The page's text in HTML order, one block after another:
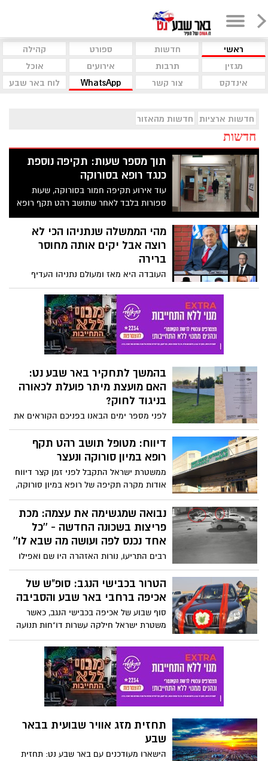
ראשי חדשות ספורט
קהילה
מגזין
תרבות אירועים
אוכל
אינדקס
צור קשר WhatsApp לוח באר שבע
חדשות ארציות חדשות מהאזור
חדשות
תוך מספר שעות: תקיפה נוספת
כנגד רופא בסורוקה
עוד אירוע תקיפה חמור בסורוקה, שעות
ספורות בלבד לאחר שתושב רהט תקף רופא
בחדר המיון. כל הפרטים בפנים
מהי הממשלה שנתניהו הכי לא
רוצה אבל יקים אותה מחוסר
ברירה
העובדה היא מאז ומעולם נתניהו העדיף
להרכיב ממשלה עם אנשי מרכז ושמאל ומאז
ומעולם נמנע מלהקים ממשלת ימין חרדים (גם
כשהיו לו את כל האפשרויות לכך) - הפעם,
למרות המרחק האידיאולוגי העצום בינו לבין
החרדים ובן גביר והזהות האידיאולוגית
הכמעט מוחלטת בינו לבין שאר הרשימות
אין לו ברירה ובניגוד לתפיסת עולמו - הוא
חייב ללכת עם גוש ימין חרדים ולא בגלל שזה
הכי טוב למדינה....
בהמשך לתחקיר באר שבע נט:
האם מועצת מיתר פועלת לכאורה
בניגוד לחוק?
לפני מספר ימים הבאנו בפניכם הקוראים את
הסאגה שמתרחשת כעת במיתר: תושבי
היישוב יצאו בטענות קשות כלפי המועצה
בעקבות ההחלטה לבנות בניין מועצה חדש
באר שבע נט, יצאו במועצה בהצהרה חדשה
שמעלה המון סימני שאלה ותהיות. יצאנו
הם בגדר המלצה?
דיווח: מטופל תושב רהט תקף
רופא במיון סורוקה ונעצר
ממשטרת ישראל התקבל לפני זמן קצר דיווח
אודות מקרה תקיפה של רופא במיון סורוקה,
חשוד בן 19 נעצר
נבואה שמגשימה את עצמה: מכת
פריצות בשכונה החדשה - ''כל
אחד נכנס לפה ועושה מה שבא לו''
רבים התריעו, נורות האזהרה היו שם ואפילו
רוכשי הדירות חששו מכך: שכונת הפארק
בבאר שבע חווה לאחרונה מכת פריצות
מתסכלת והתושבים כבר מרגישים לגמרי חסרי
שגם משמר השכונה לא באמת מרתיע''
הטרור בכבישי הנגב: סופ"ש של
אכיפה ברחבי באר שבע והסביבה
סוף שבוע של אכיפה בכבישי הנגב, כאשר
משטרת ישראל חילקה עשרות דו"חות תנועה
לנהגים פרועים. האם זה מספיק בשביל לגרום
תחזית מזג אוויר שבועית בבאר
שבע
הישארו מעודכנים עם באר שבע נט: תחזית